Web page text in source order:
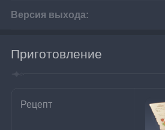
Версия выхода:
Приготовление
Рецепт